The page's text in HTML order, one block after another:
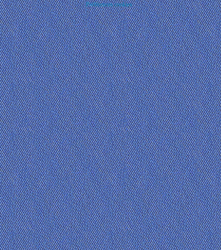
Préférences cookies